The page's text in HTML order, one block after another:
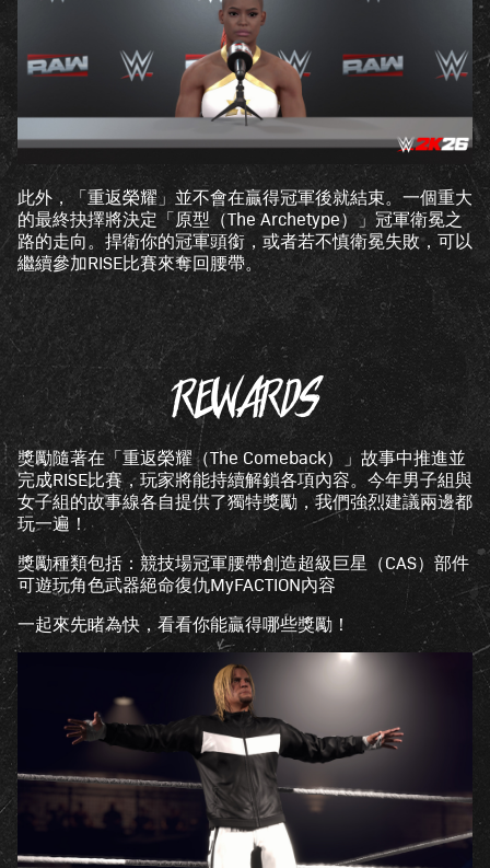
此外，「重返榮耀」並不會在贏得冠軍後就結束。一個重大
的最終抉擇將決定「原型（The Archetype）」冠軍衛冕之
路的走向。捍衛你的冠軍頭銜，或者若不慎衛冕失敗，可以
繼續參加RISE比賽來奪回腰帶。
REWARDS
獎勵隨著在「重返榮耀（The Comeback）」故事中推進並
完成RISE比賽，玩家將能持續解鎖各項內容。今年男子組與
女子組的故事線各自提供了獨特獎勵，我們強烈建議兩邊都
玩一遍！
獎勵種類包括：競技場冠軍腰帶創造超級巨星（CAS）部件
可遊玩角色武器絕命復仇MyFACTION內容
一起來先睹為快，看看你能贏得哪些獎勵！